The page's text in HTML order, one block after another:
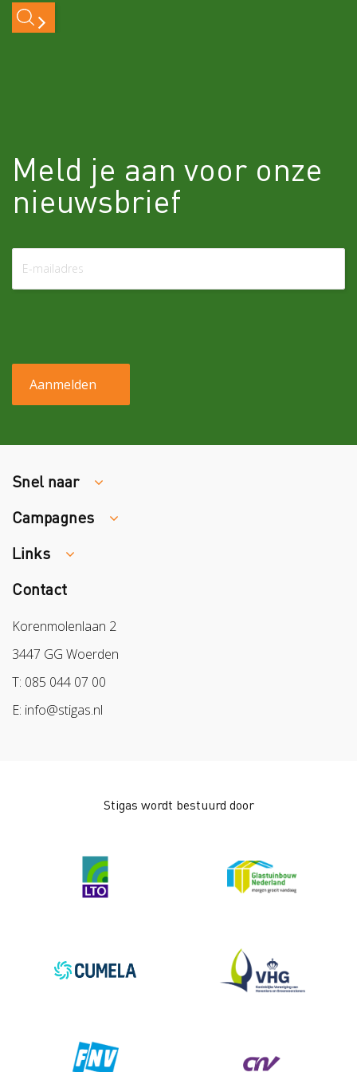
Meld je aan voor onze
nieuwsbrief
Snel naar
Traumaopvang
Melden van een arbeidsongeval
Campagnes
Week van de Teek
Veilig vrijwilligerswerk in het groen
Werken aan morgen
Links
Colland
Sazas
BPL
Arbeidsmarkt
Contact
Korenmolenlaan 2
3447 GG Woerden
T: 085 044 07 00
E: info@stigas.nl
Stigas wordt bestuurd door